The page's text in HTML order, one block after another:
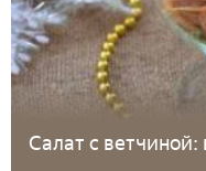
Салат с